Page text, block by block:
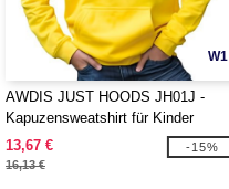
W1
AWDIS JUST HOODS JH01J -
Kapuzensweatshirt für Kinder
13,67 €
16,13 €
-15%